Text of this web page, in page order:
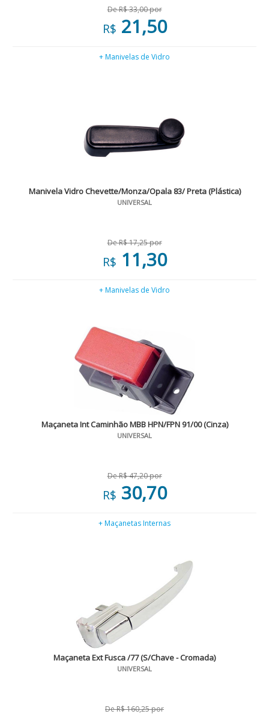
De R$ 33,00 por
R$ 21,50
+ Manivelas de Vidro
Manivela Vidro Chevette/Monza/Opala 83/ Preta (Plástica)
UNIVERSAL
De R$ 17,25 por
R$ 11,30
+ Manivelas de Vidro
Maçaneta Int Caminhão MBB HPN/FPN 91/00 (Cinza)
UNIVERSAL
De R$ 47,20 por
R$ 30,70
+ Maçanetas Internas
Maçaneta Ext Fusca /77 (S/Chave - Cromada)
UNIVERSAL
De R$ 160,25 por